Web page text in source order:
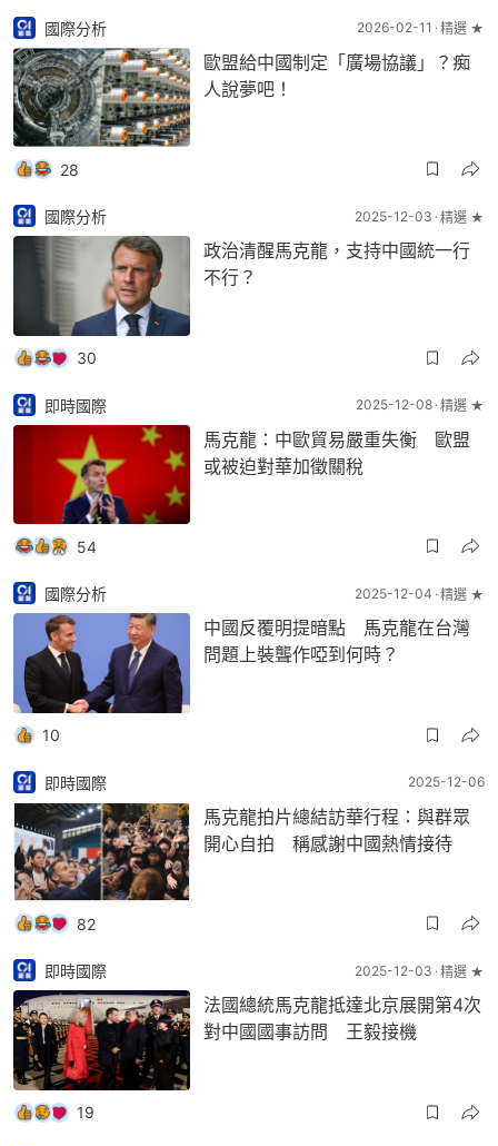
國際分析 2026-02-11 精選 ★
歐盟給中國制定「廣場協議」？痴
人說夢吧！
28
國際分析 2025-12-03 精選 ★
政治清醒馬克龍，支持中國統一行
不行？
30
即時國際 2025-12-08 精選 ★
馬克龍：中歐貿易嚴重失衡 歐盟
或被迫對華加徵關稅
54
國際分析 2025-12-04 精選 ★
中國反覆明提暗點 馬克龍在台灣
問題上裝聾作啞到何時？
10
即時國際 2025-12-06
馬克龍拍片總結訪華行程：與群眾
開心自拍 稱感謝中國熱情接待
82
即時國際 2025-12-03 精選 ★
法國總統馬克龍抵達北京展開第4次
對中國國事訪問 王毅接機
19